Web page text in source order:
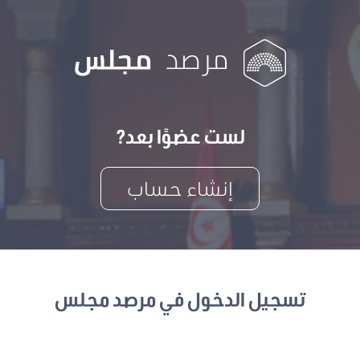
لست عضوًا بعد?
إنشاء حساب
تسجيل الدخول في مرصد مجلس